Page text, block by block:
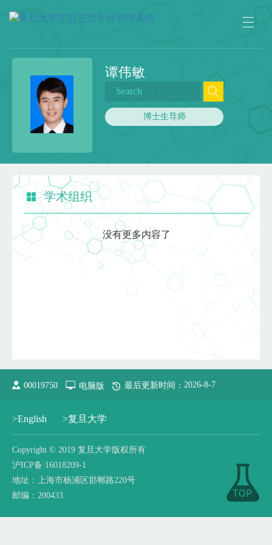
谭伟敏
博士生导师
学术组织
没有更多内容了
00019750 电脑版 最后更新时间： 2026-8-7
>English >复旦大学
​Copyright © 2019 复旦大学版权所有
沪ICP备:16018209-1
地址：上海市杨浦区邯郸路220号
邮编：200433